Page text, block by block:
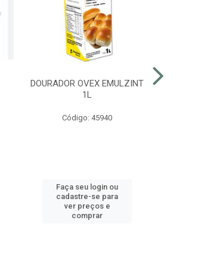
DOURADOR OVEX EMULZINT
1L
Código: 45940
Faça seu login ou
cadastre-se para
ver preços e
comprar